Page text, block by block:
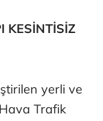
KESİNTİSİZ
yerli ve
Trafik